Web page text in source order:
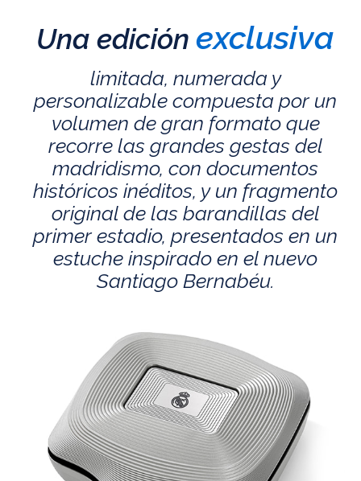
Una edición exclusiva
limitada, numerada y
personalizable compuesta por un
volumen de gran formato que
recorre las grandes gestas del
madridismo, con documentos
históricos inéditos, y un fragmento
original de las barandillas del
primer estadio, presentados en un
estuche inspirado en el nuevo
Santiago Bernabéu.